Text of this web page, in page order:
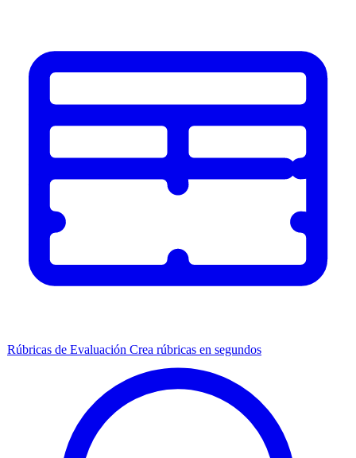
Rúbricas de Evaluación Crea rúbricas en segundos